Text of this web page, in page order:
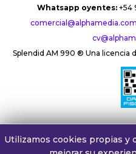
Whatsapp oyentes: +54
Splendid AM 990 ® Una licencia
Utilizamos cookies propias y